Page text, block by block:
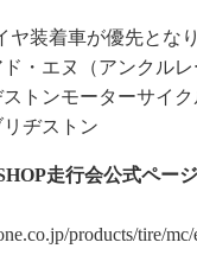
装着車が優先となり
・エヌ（アンクルレ
ストンモーターサイ
ヂストン
走行会公式ページ
products/tire/